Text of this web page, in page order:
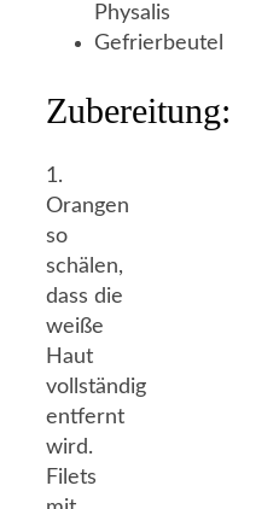
Physalis
Gefrierbeutel
Zubereitung:
1.
Orangen
so
schälen,
dass die
weiße
Haut
vollständig
entfernt
wird.
Filets